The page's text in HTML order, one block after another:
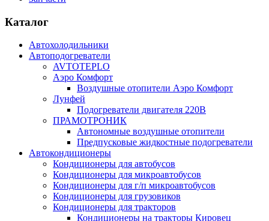
Каталог
Автохолодильники
Автоподогреватели
AVTOTEPLO
Аэро Комфорт
Воздушные отопители Аэро Комфорт
Лунфей
Подогреватели двигателя 220В
ПРАМОТРОНИК
Автономные воздушные отопители
Предпусковые жидкостные подогреватели
Автокондиционеры
Кондиционеры для автобусов
Кондиционеры для микроавтобусов
Кондиционеры для г/п микроавтобусов
Кондиционеры для грузовиков
Кондиционеры для тракторов
Кондиционеры на тракторы Кировец